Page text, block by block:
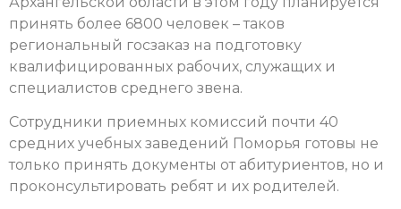
принять более 6800 человек – таков
региональный госзаказ на подготовку
квалифицированных рабочих, служащих и
специалистов среднего звена.
Сотрудники приемных комиссий почти 40
средних учебных заведений Поморья готовы не
только принять документы от абитуриентов, но и
проконсультировать ребят и их родителей.